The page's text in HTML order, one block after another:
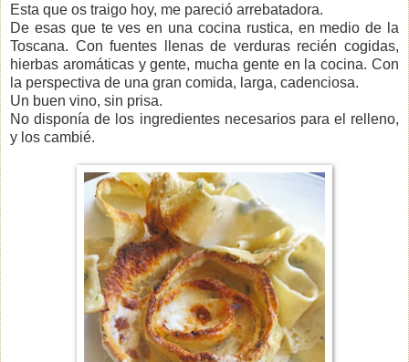
Esta que os traigo hoy, me pareció arrebatadora.
De esas que te ves en una cocina rustica, en medio de la
Toscana. Con fuentes llenas de verduras recién cogidas,
hierbas aromáticas y gente, mucha gente en la cocina. Con
la perspectiva de una gran comida, larga, cadenciosa.
Un buen vino, sin prisa.
No disponía de los ingredientes necesarios para el relleno,
y los cambié.